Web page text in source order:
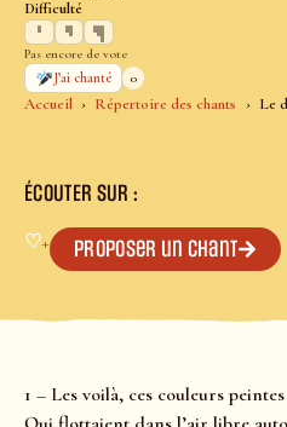
Accueil Répertoire des chants Le
Difficulté
Pas encore de vote
J’ai chanté
0
ÉCOUTER SUR :
♡+ Proposer un chant
1 – Les voilà, ces couleurs